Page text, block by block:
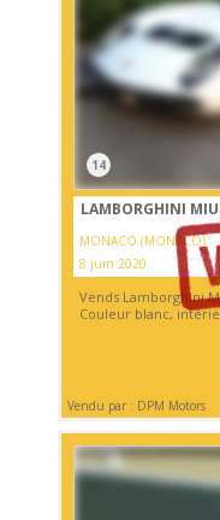
14
LAMBORGHINI
MONACO (MONACO)
8 juin 2020
Vends Lamborghini
Couleur blanc,
Vendu par : DPM Motors